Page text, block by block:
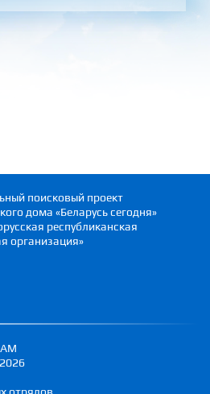
поисковый проект
дома «Беларусь сегодня»
республиканская
организация»
отрядов